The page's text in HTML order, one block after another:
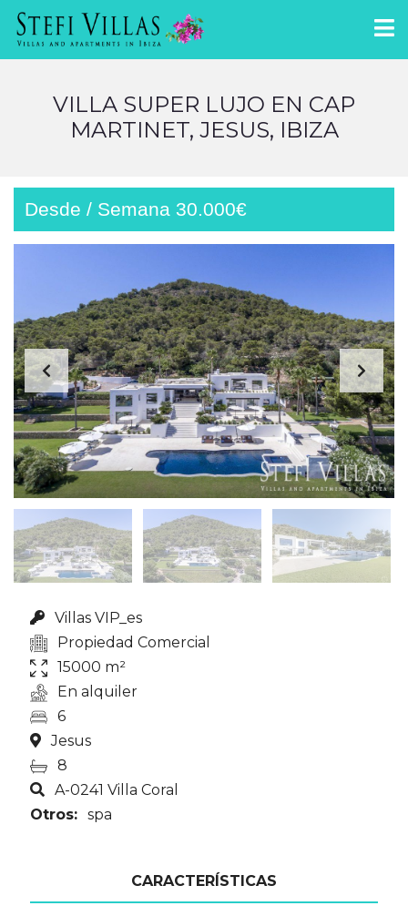
VILLA SUPER LUJO EN CAP
MARTINET, JESUS, IBIZA
Desde / Semana 30.000€
Villas VIP_es
Propiedad Comercial
15000 m²
En alquiler
6
Jesus
8
A-0241 Villa Coral
Otros: spa
CARACTERÍSTICAS